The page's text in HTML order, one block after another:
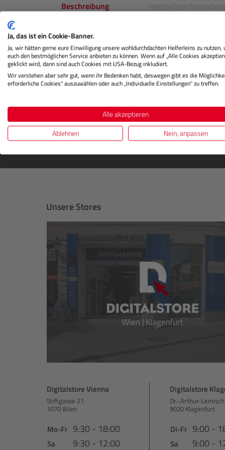
Beschreibung
DIGITALSTORENewsletter abonnieren
Newsletter bestellen
Unsere Stores
Digitalstore Vienna
Stiftgasse 21
1070 Wien
Mo-Fr 9:30 - 18:00
Sa 9:30 - 12:00
Digitalstore
Dr.-Arthur-
9020 Klagenfurt
Di-Fr 9:00 -
Sa 9:00 -
Ja, das ist ein Cookie-Banner.
Ja, wir hätten gerne eure Einwilligung unsere wohldurchdachten Helferleins zu nutzen,
euch den bestmöglichen Service anbieten zu können. Wenn auf „Alle Cookies
geklickt wird, dann sind auch Cookies mit USA-Bezug inkludiert.
Wir verstehen aber sehr gut, wenn ihr Bedenken habt, deswegen gibt es die
erforderliche Cookies“ auszuwählen oder auch „Individuelle Einstellungen“ zu treffen.
Alle akzeptieren
Ablehnen
Nein, anpassen